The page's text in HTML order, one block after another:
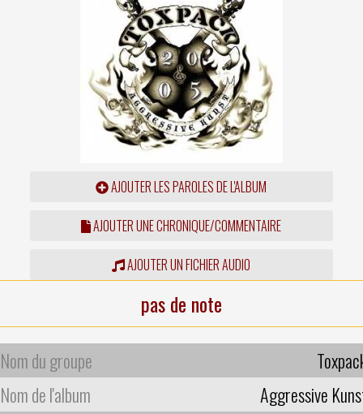
AJOUTER LES PAROLES DE L'ALBUM
AJOUTER UNE CHRONIQUE/COMMENTAIRE
AJOUTER UN FICHIER AUDIO
pas de note
Nom du groupe
Nom de l'album
Aggressive